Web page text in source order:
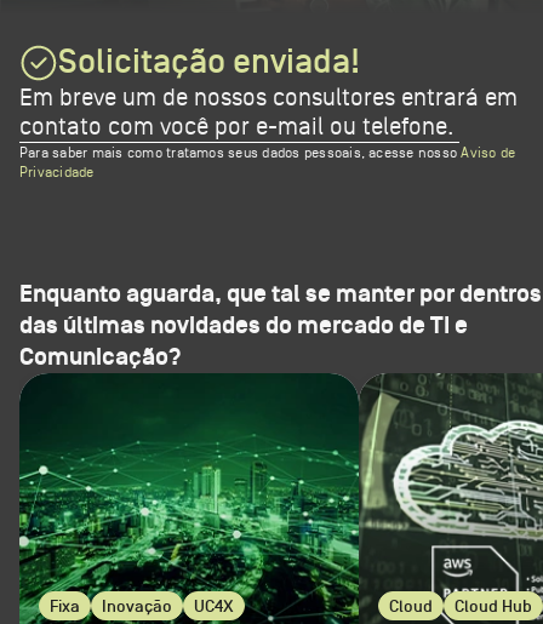
Solicitação enviada!
Em breve um de nossos consultores entrará em
contato com você por e-mail ou telefone.
Para saber mais como tratamos seus dados pessoais, acesse nossoAviso de
Privacidade
Enquanto aguarda, que tal se manter por dentros
das últimas novidades do mercado de TI e
Comunicação?
Fixa Inovação UC4X Cloud Cloud Hub